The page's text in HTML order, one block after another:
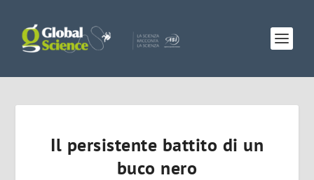
Il persistente battito di un
buco nero